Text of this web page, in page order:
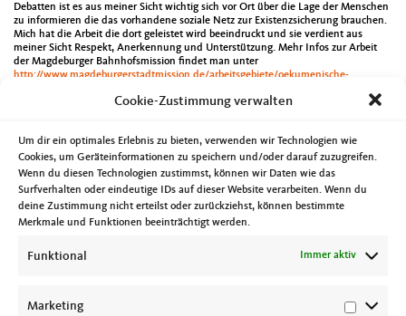
Cookie-Zustimmung verwalten
Um dir ein optimales Erlebnis zu bieten, verwenden wir Technologien wie
Cookies, um Geräteinformationen zu speichern und/oder darauf zuzugreifen.
Wenn du diesen Technologien zustimmst, können wir Daten wie das
Surfverhalten oder eindeutige IDs auf dieser Website verarbeiten. Wenn du
deine Zustimmung nicht erteilst oder zurückziehst, können bestimmte
Merkmale und Funktionen beeinträchtigt werden.
Funktional Immer aktiv
Marketing
Debatten ist es aus meiner Sicht wichtig sich vor Ort über die Lage der Menschen
zu informieren die das vorhandene soziale Netz zur Existenzsicherung brauchen.
Mich hat die Arbeit die dort geleistet wird beeindruckt und sie verdient aus
meiner Sicht Respekt, Anerkennung und Unterstützung. Mehr Infos zur Arbeit
der Magdeburger Bahnhofsmission findet man unter
http://www.magdeburgerstadtmission.de/arbeitsgebiete/oekumenische-
Daneben gab es natürlich noch weitere Termine. So war ich am Montag bei einer
Veranstaltung zur Digitalen Agenda des Landes Sachsen-Anhalt in der
Johanniskirche (mehr Infos unterhttps://digital.sachsen-anhalt.de). Am
Mittwoch ging es dann zum acatech Akademietag „Arbeit mit Zukunft“. Die
acatech ist die Deutsche Akademie der Technikwissenschaften. Abends dann
noch zum Frühlingsempfang des bpa Arbeitgeberverband und bpa
Bundesverband privater Anbieter sozialer Dienste e.V. nach Berlin. Am
Donnerstag tagte der Innenausschuss des Landtages inkl. einer Anhörung zum
man unter (https://www.landtag.sachsen-anhalt.de/verwaltung-effizienter-und-
Schönebeck.